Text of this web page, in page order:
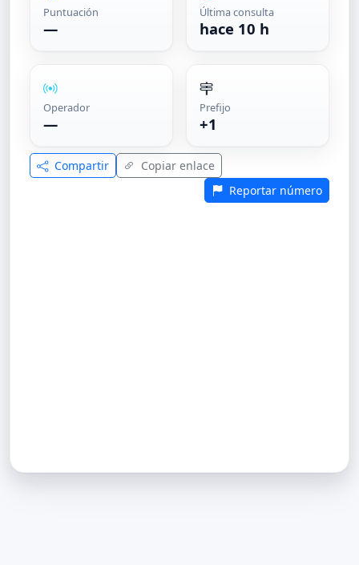
Puntuación
—
Última consulta
hace 10 h
Operador
—
Prefijo
+1
Compartir
Copiar enlace
Reportar número